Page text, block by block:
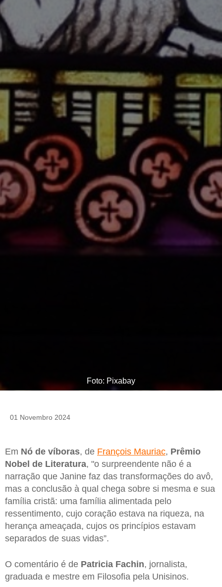
Foto: Pixabay
01 Novembro 2024
Em Nó de víboras, de François Mauriac, Prêmio
Nobel de Literatura, "o surpreendente não é a
narração que Janine faz das transformações do avô,
mas a conclusão à qual chega sobre si mesma e sua
família cristã: uma família alimentada pelo
ressentimento, cujo coração estava na riqueza, na
herança ameaçada, cujos os princípios estavam
separados de suas vidas”.
O comentário é de Patricia Fachin, jornalista,
graduada e mestre em Filosofia pela Unisinos.